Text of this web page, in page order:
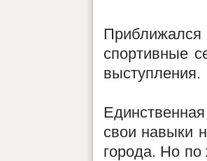
спортивные
выступления.
свои навыки
города. Но по